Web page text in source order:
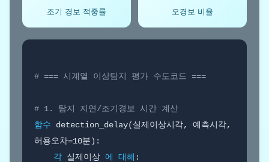
조기 경보 적중률 오경보 비율
# === 시계열 이상탐지 평가 수도코드 ===
# 1. 탐지 지연/조기경보 시간 계산
함수 detection_delay(실제이상시각, 예측시각,
허용오차=10분):
각 실제이상 에 대해 :